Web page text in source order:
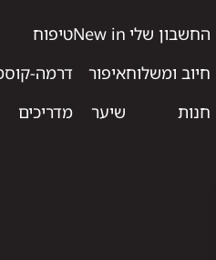
החשבון שלי
חיוב ומשלוח
חנות
New in
איפור
שיער
טיפוח
דרמה-
מדריכים